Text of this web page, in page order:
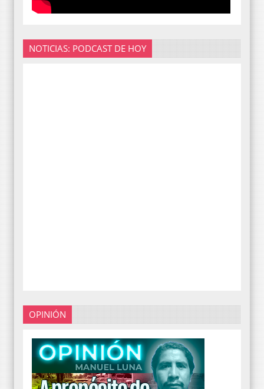
NOTICIAS: PODCAST DE HOY
OPINIÓN